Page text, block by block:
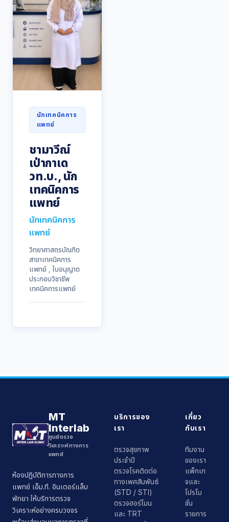
นักเทคนิคการ
แพทย์
ชามาวีณ์
เป่ากาเด
วท.บ., นัก
เทคนิคการ
แพทย์
นักเทคนิคการ
แพทย์
วิทยาศาสตรบัณฑิต
สาขาเทคนิคการ
แพทย์ , ใบอนุญาต
ประกอบวิชาชีพ
เทคนิคการแพทย์
MT
Interlab
ศูนย์ตรวจ
วิเคราะห์ทางการ
แพทย์
ห้องปฏิบัติการทางการ
แพทย์ เอ็ม.ที. อินเตอร์แล็บ
พัทยา ให้บริการตรวจ
วิเคราะห์อย่างครบวงจร
บริการของ
เรา
ตรวจสุขภาพ
ประจำปี
ตรวจโรคติดต่อ
ทางเพศสัมพันธ์
(STD / STI)
ตรวจฮอร์โมน
และ TRT
เกี่ยว
กับเรา
ทีมงาน
ของเรา
แพ็กเก
จและ
โปรโม
ชั่น
รายการ